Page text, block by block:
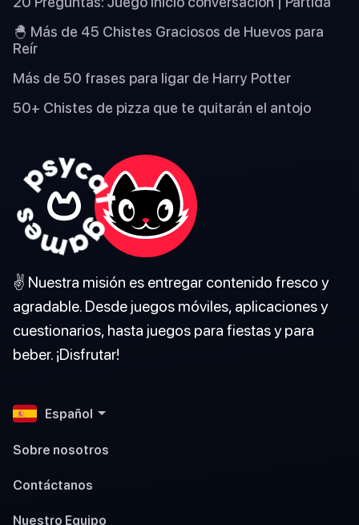
🐣 Más de 45 Chistes Graciosos de Huevos para
Reír
Más de 50 frases para ligar de Harry Potter
50+ Chistes de pizza que te quitarán el antojo
✌️ Nuestra misión es entregar contenido fresco y
agradable. Desde juegos móviles, aplicaciones y
cuestionarios, hasta juegos para fiestas y para
beber. ¡Disfrutar!
Español
Sobre nosotros
Contáctanos
Nuestro Equipo